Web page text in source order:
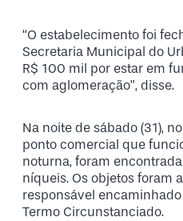
“O estabelecimento foi
Secretaria Municipal do
R$ 100 mil por estar em
com aglomeração”, disse.
Na noite de sábado (31),
ponto comercial que
noturna, foram
níqueis. Os objetos foram
responsável
Termo Circunstanciado.